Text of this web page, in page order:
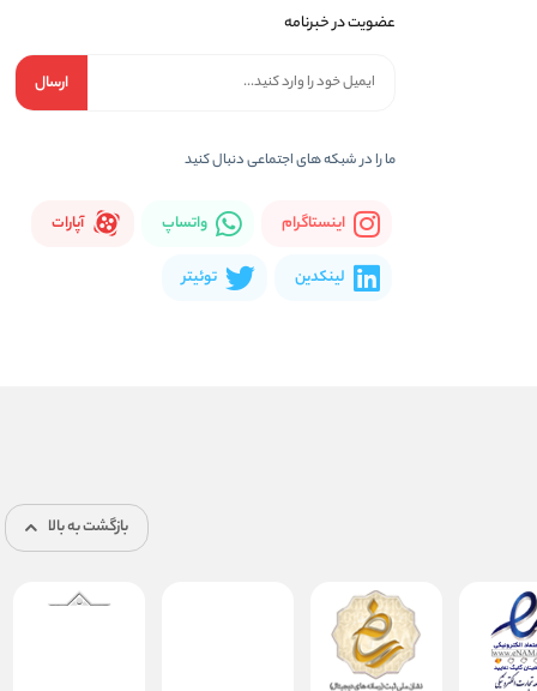
عضویت در خبرنامه
ارسال
ما را در شبكه های اجتماعی دنبال کنید
اینستاگرام واتساپ آپارات
لینکدین توئیتر
بازگشت به بالا